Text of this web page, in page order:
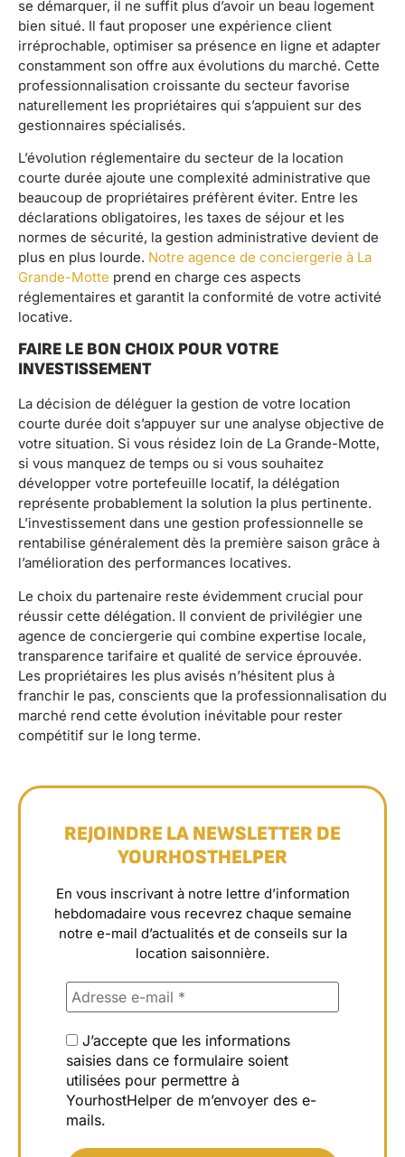
se démarquer, il ne suffit plus d’avoir un beau logement
bien situé. Il faut proposer une expérience client
irréprochable, optimiser sa présence en ligne et adapter
constamment son offre aux évolutions du marché. Cette
professionnalisation croissante du secteur favorise
naturellement les propriétaires qui s’appuient sur des
gestionnaires spécialisés.
L’évolution réglementaire du secteur de la location
courte durée ajoute une complexité administrative que
beaucoup de propriétaires préfèrent éviter. Entre les
déclarations obligatoires, les taxes de séjour et les
normes de sécurité, la gestion administrative devient de
plus en plus lourde. Notre agence de conciergerie à La
Grande-Motte prend en charge ces aspects
réglementaires et garantit la conformité de votre activité
locative.
FAIRE LE BON CHOIX POUR VOTRE
INVESTISSEMENT
La décision de déléguer la gestion de votre location
courte durée doit s’appuyer sur une analyse objective de
votre situation. Si vous résidez loin de La Grande-Motte,
si vous manquez de temps ou si vous souhaitez
développer votre portefeuille locatif, la délégation
représente probablement la solution la plus pertinente.
L’investissement dans une gestion professionnelle se
rentabilise généralement dès la première saison grâce à
l’amélioration des performances locatives.
Le choix du partenaire reste évidemment crucial pour
réussir cette délégation. Il convient de privilégier une
agence de conciergerie qui combine expertise locale,
transparence tarifaire et qualité de service éprouvée.
Les propriétaires les plus avisés n’hésitent plus à
franchir le pas, conscients que la professionnalisation du
marché rend cette évolution inévitable pour rester
compétitif sur le long terme.
REJOINDRE LA NEWSLETTER DE
YOURHOSTHELPER
En vous inscrivant à notre lettre d’information
hebdomadaire vous recevrez chaque semaine
notre e-mail d’actualités et de conseils sur la
location saisonnière.
J’accepte que les informations
saisies dans ce formulaire soient
utilisées pour permettre à
YourhostHelper de m’envoyer des e-
mails.